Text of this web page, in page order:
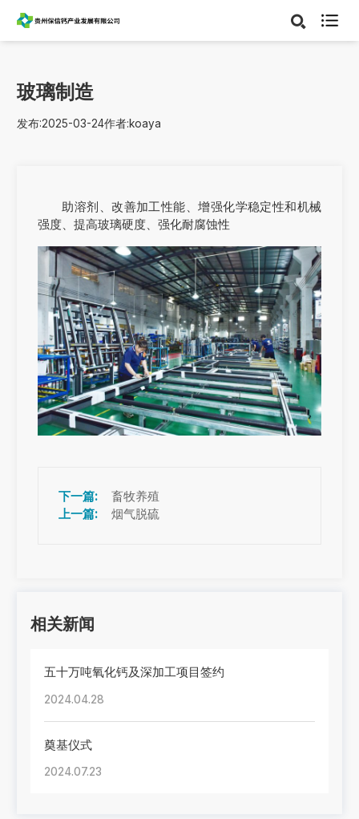

玻璃制造
发布:2025-03-24作者:koaya
助溶剂、改善加工性能、增强化学稳定性和机械
强度、提高玻璃硬度、强化耐腐蚀性
畜牧养殖
烟气脱硫
相关新闻
五十万吨氧化钙及深加工项目签约
2024.04.28
奠基仪式
2024.07.23